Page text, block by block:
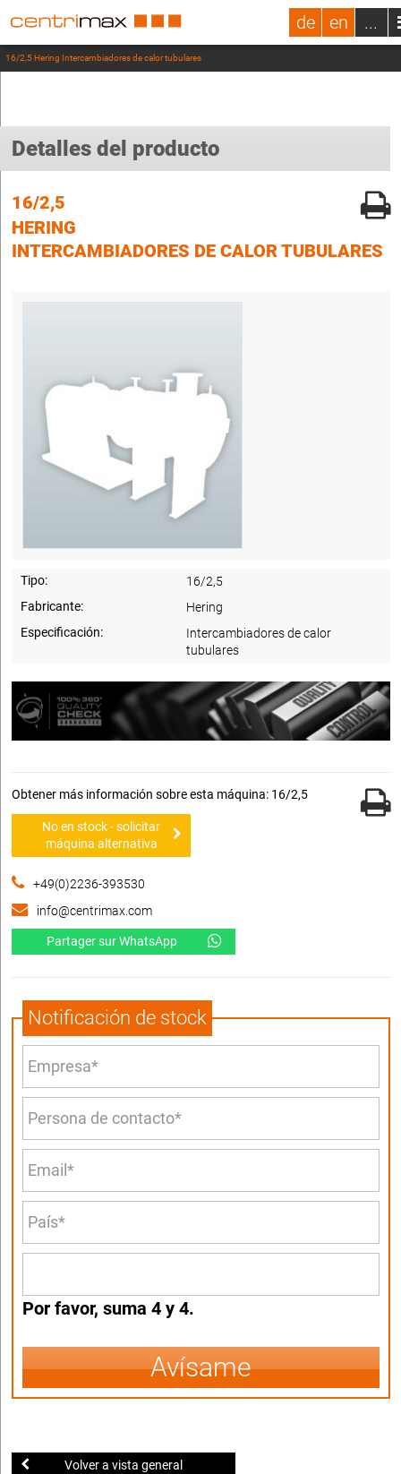
de en ...
16/2,5 Hering Intercambiadores de calor tubulares
Detalles del producto
16/2,5
HERING
INTERCAMBIADORES DE CALOR TUBULARES
Tipo:
16/2,5
Fabricante:
Hering
Especificación:
Intercambiadores de calor
tubulares
Obtener más información sobre esta máquina: 16/2,5
No en stock - solicitar
máquina alternativa
+49(0)2236-393530
info@centrimax.com
Partager sur WhatsApp
Notificación de stock
Por favor, suma 4 y 4.
Avísame
Volver a vista general